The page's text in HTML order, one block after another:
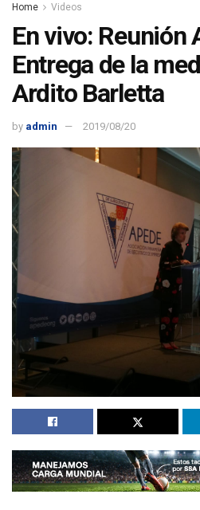
Home Videos
En vivo: Reunión
Entrega de la
Ardito Barletta
by admin 2019/08/20